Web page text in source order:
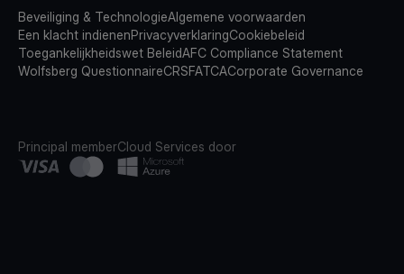
Beveiliging & TechnologieAlgemene voorwaarden
Een klacht indienenPrivacyverklaringCookiebeleid
Toegankelijkheidswet BeleidAFC Compliance Statement
Wolfsberg QuestionnaireCRSFATCACorporate Governance
Principal memberCloud Services door